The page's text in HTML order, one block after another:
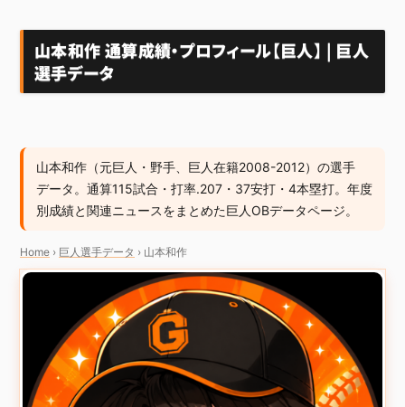
山本和作 通算成績・プロフィール【巨人】 | 巨人
選手データ
山本和作（元巨人・野手、巨人在籍2008-2012）の選手
データ。通算115試合・打率.207・37安打・4本塁打。年度
別成績と関連ニュースをまとめた巨人OBデータページ。
Home › 巨人選手データ › 山本和作